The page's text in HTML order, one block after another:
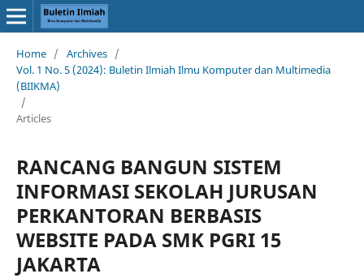
Home / Archives /
Vol. 1 No. 5 (2024): Buletin Ilmiah Ilmu Komputer dan Multimedia
(BIIKMA)
/
Articles
RANCANG BANGUN SISTEM
INFORMASI SEKOLAH JURUSAN
PERKANTORAN BERBASIS
WEBSITE PADA SMK PGRI 15
JAKARTA